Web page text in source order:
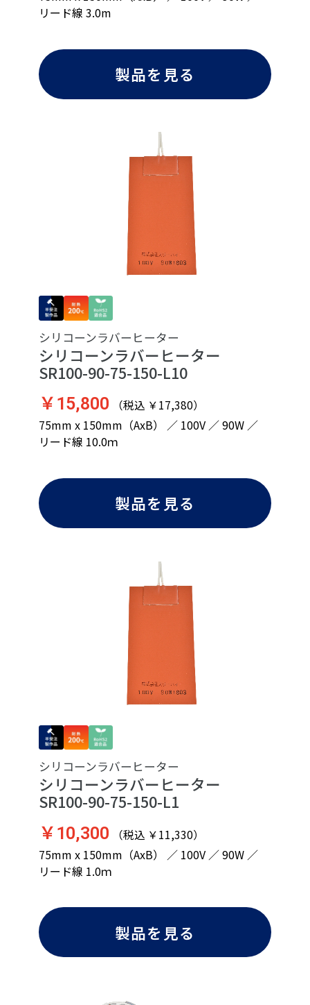
リード線 3.0m
製品を見る
シリコーンラバーヒーター
シリコーンラバーヒーター
SR100-90-75-150-L10
￥15,800 （税込 ￥17,380）
75mm x 150mm（AxB） ／ 100V ／ 90W ／
リード線 10.0ｍ
製品を見る
シリコーンラバーヒーター
シリコーンラバーヒーター
SR100-90-75-150-L1
￥10,300 （税込 ￥11,330）
75mm x 150mm（AxB） ／ 100V ／ 90W ／
リード線 1.0ｍ
製品を見る